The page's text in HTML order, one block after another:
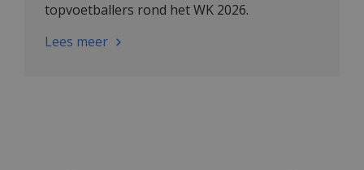
topvoetballers rond het WK 2026.
Lees meer